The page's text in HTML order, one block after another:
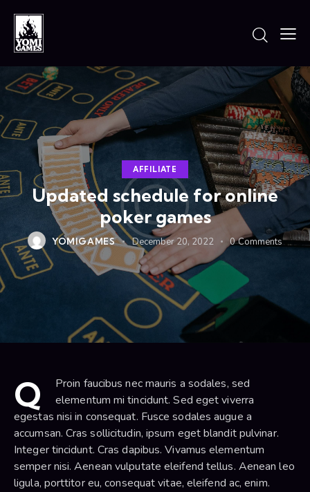
AFFILIATE
Updated schedule for online
poker games
YOMIGAMES December 20, 2022 0 Comments
Q
Proin faucibus nec mauris a sodales, sed
elementum mi tincidunt. Sed eget viverra
egestas nisi in consequat. Fusce sodales augue a
accumsan. Cras sollicitudin, ipsum eget blandit pulvinar.
Integer tincidunt. Cras dapibus. Vivamus elementum
semper nisi. Aenean vulputate eleifend tellus. Aenean leo
ligula, porttitor eu, consequat vitae, eleifend ac, enim.